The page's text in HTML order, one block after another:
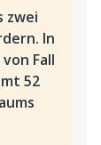
zwei
In
Fall
52